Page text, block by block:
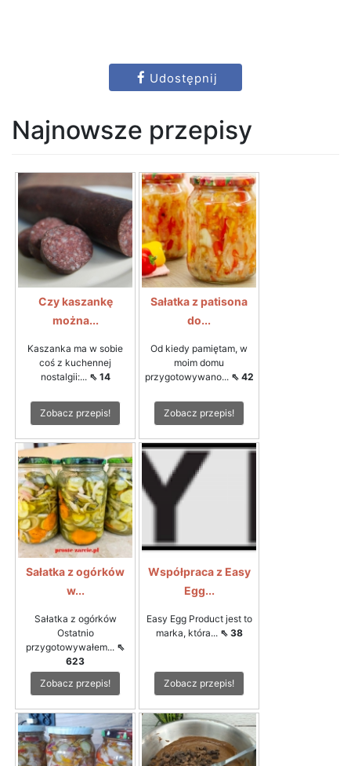
Udostępnij
Najnowsze przepisy
Czy kaszankę
można...
Kaszanka ma w sobie
coś z kuchennej
nostalgii:... ⇖ 14
Zobacz przepis!
Sałatka z patisona
do...
Od kiedy pamiętam, w
moim domu
przygotowywano... ⇖ 42
Zobacz przepis!
Sałatka z ogórków
w...
Sałatka z ogórków
Ostatnio
przygotowywałem... ⇖
623
Zobacz przepis!
Współpraca z Easy
Egg...
Easy Egg Product jest to
marka, która... ⇖ 38
Zobacz przepis!